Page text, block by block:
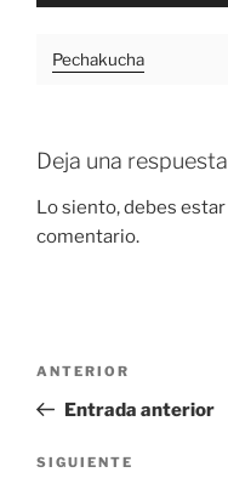
Pechakucha
Deja una respuesta
Lo siento, debes estar
comentario.
entradas
Entrada
anterior:
ANTERIOR
Entrada anterior
Siguiente
SIGUIENTE